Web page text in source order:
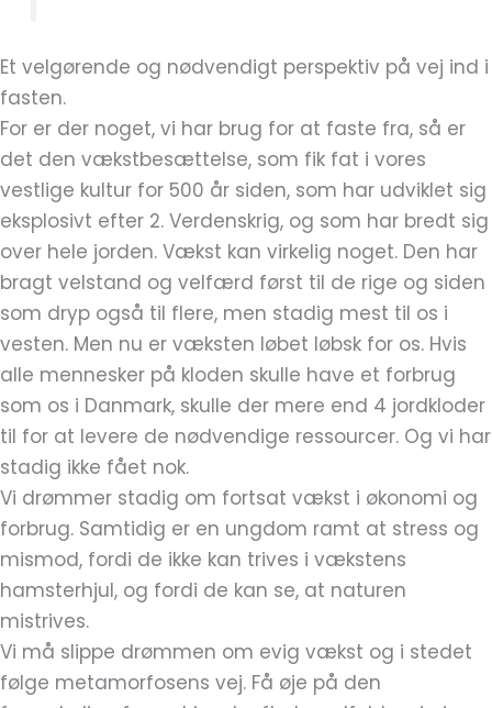
Et velgørende og nødvendigt perspektiv på vej ind i
fasten.
For er der noget, vi har brug for at faste fra, så er
det den vækstbesættelse, som fik fat i vores
vestlige kultur for 500 år siden, som har udviklet sig
eksplosivt efter 2. Verdenskrig, og som har bredt sig
over hele jorden. Vækst kan virkelig noget. Den har
bragt velstand og velfærd først til de rige og siden
som dryp også til flere, men stadig mest til os i
vesten. Men nu er væksten løbet løbsk for os. Hvis
alle mennesker på kloden skulle have et forbrug
som os i Danmark, skulle der mere end 4 jordkloder
til for at levere de nødvendige ressourcer. Og vi har
stadig ikke fået nok.
Vi drømmer stadig om fortsat vækst i økonomi og
forbrug. Samtidig er en ungdom ramt at stress og
mismod, fordi de ikke kan trives i vækstens
hamsterhjul, og fordi de kan se, at naturen
mistrives.
Vi må slippe drømmen om evig vækst og i stedet
følge metamorfosens vej. Få øje på den